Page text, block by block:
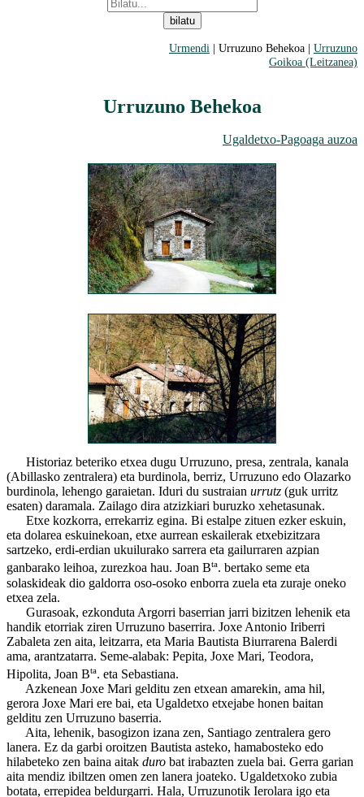
Urmendi | Urruzuno Behekoa | Urruzuno
Goikoa (Leitzanea)
Urruzuno Behekoa
Ugaldetxo-Pagoaga auzoa
Historiaz beteriko etxea dugu Urruzuno, presa, zentrala, kanala
(Abillasko zentralera) eta burdinola, berriz, Urruzuno edo Olazarko
burdinola, lehengo garaietan. Iduri du sustraian urrutz (guk urritz
esaten) daramala. Zailago dira atzizkiari buruzko xehetasunak.
Etxe kozkorra, errekarriz egina. Bi estalpe zituen ezker eskuin,
eta dolarea eskuinekoan, etxe aurrean eskailerak etxebizitzara
sartzeko, erdi-erdian ukuilurako sarrera eta gailurraren azpian
ganbarako leihoa, zurezkoa hau. Joan Bta. bertako seme eta
solaskideak dio galdorra oso-osoko enborra zuela eta zuraje oneko
etxea zela.
Gurasoak, ezkonduta Argorri baserrian jarri bizitzen lehenik eta
handik etorriak ziren Urruzuno baserrira. Joxe Antonio Iriberri
Zabaleta zen aita, leitzarra, eta Maria Bautista Biurrarena Balerdi
ama, arantzatarra. Seme-alabak: Pepita, Joxe Mari, Teodora,
Hipolita, Joan Bta. eta Sebastiana.
Azkenean Joxe Mari gelditu zen etxean amarekin, ama hil,
gerora Joxe Mari ere bai, eta Ugaldetxo etxejabe honen baitan
gelditu zen Urruzuno baserria.
Aita, lehenik, basogizon izana zen, Santiago zentralera gero
lanera. Ez da garbi oroitzen Bautista asteko, hamabosteko edo
hilabeteko zen baina aitak duro bat irabazten zuela bai. Gerra garian
aita mendiz ibiltzen omen zen lanera joateko. Ugaldetxoko zubia
botata, errepidea beldurgarri. Hala, Urruzunotik Ierolara igo eta